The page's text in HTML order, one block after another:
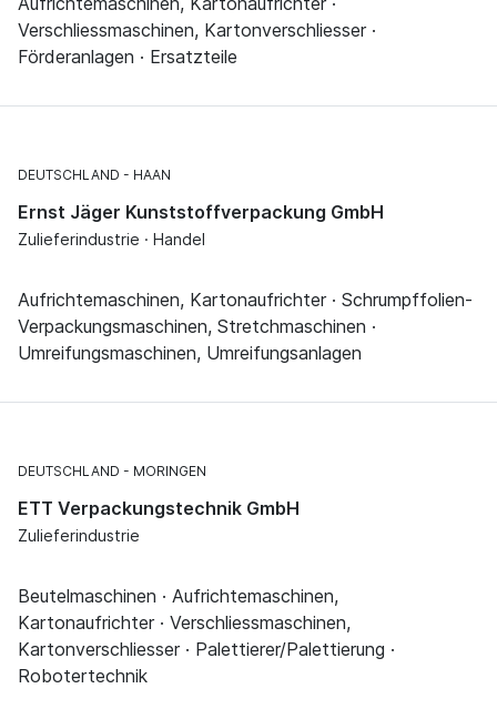
Verschliessmaschinen, Kartonverschliesser ·
Förderanlagen · Ersatzteile
DEUTSCHLAND HAAN
Ernst Jäger Kunststoffverpackung GmbH
Zulieferindustrie · Handel
Aufrichtemaschinen, Kartonaufrichter · Schrumpffolien-
Verpackungsmaschinen, Stretchmaschinen ·
Umreifungsmaschinen, Umreifungsanlagen
DEUTSCHLAND MORINGEN
ETT Verpackungstechnik GmbH
Zulieferindustrie
Beutelmaschinen · Aufrichtemaschinen,
Kartonaufrichter · Verschliessmaschinen,
Kartonverschliesser · Palettierer/Palettierung ·
Robotertechnik